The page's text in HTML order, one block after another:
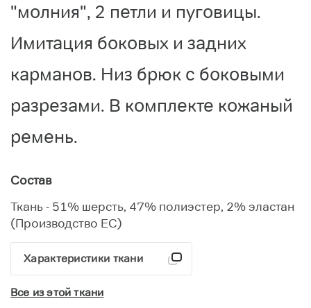
"молния", 2 петли и пуговицы.
Имитация боковых и задних
карманов. Низ брюк с боковыми
разрезами. В комплекте кожаный
ремень.
Состав
Ткань - 51% шерсть, 47% полиэстер, 2% эластан
(Производство ЕС)
Характеристики ткани
Все из этой ткани